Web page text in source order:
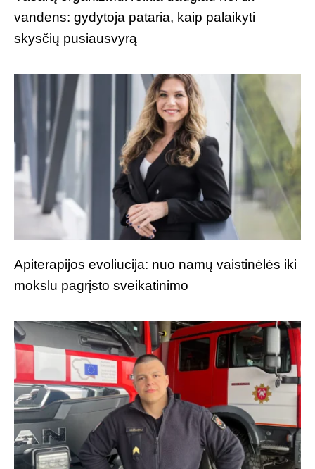
vandens: gydytoja pataria, kaip palaikyti
skysčių pusiausvyrą
Apiterapijos evoliucija: nuo namų vaistinėlės iki
mokslu pagrįsto sveikatinimo